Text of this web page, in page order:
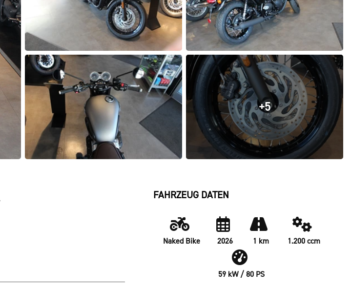
+5
FAHRZEUG DATEN
Naked Bike 2026 1 km 1.200 ccm
59 kW / 80 PS